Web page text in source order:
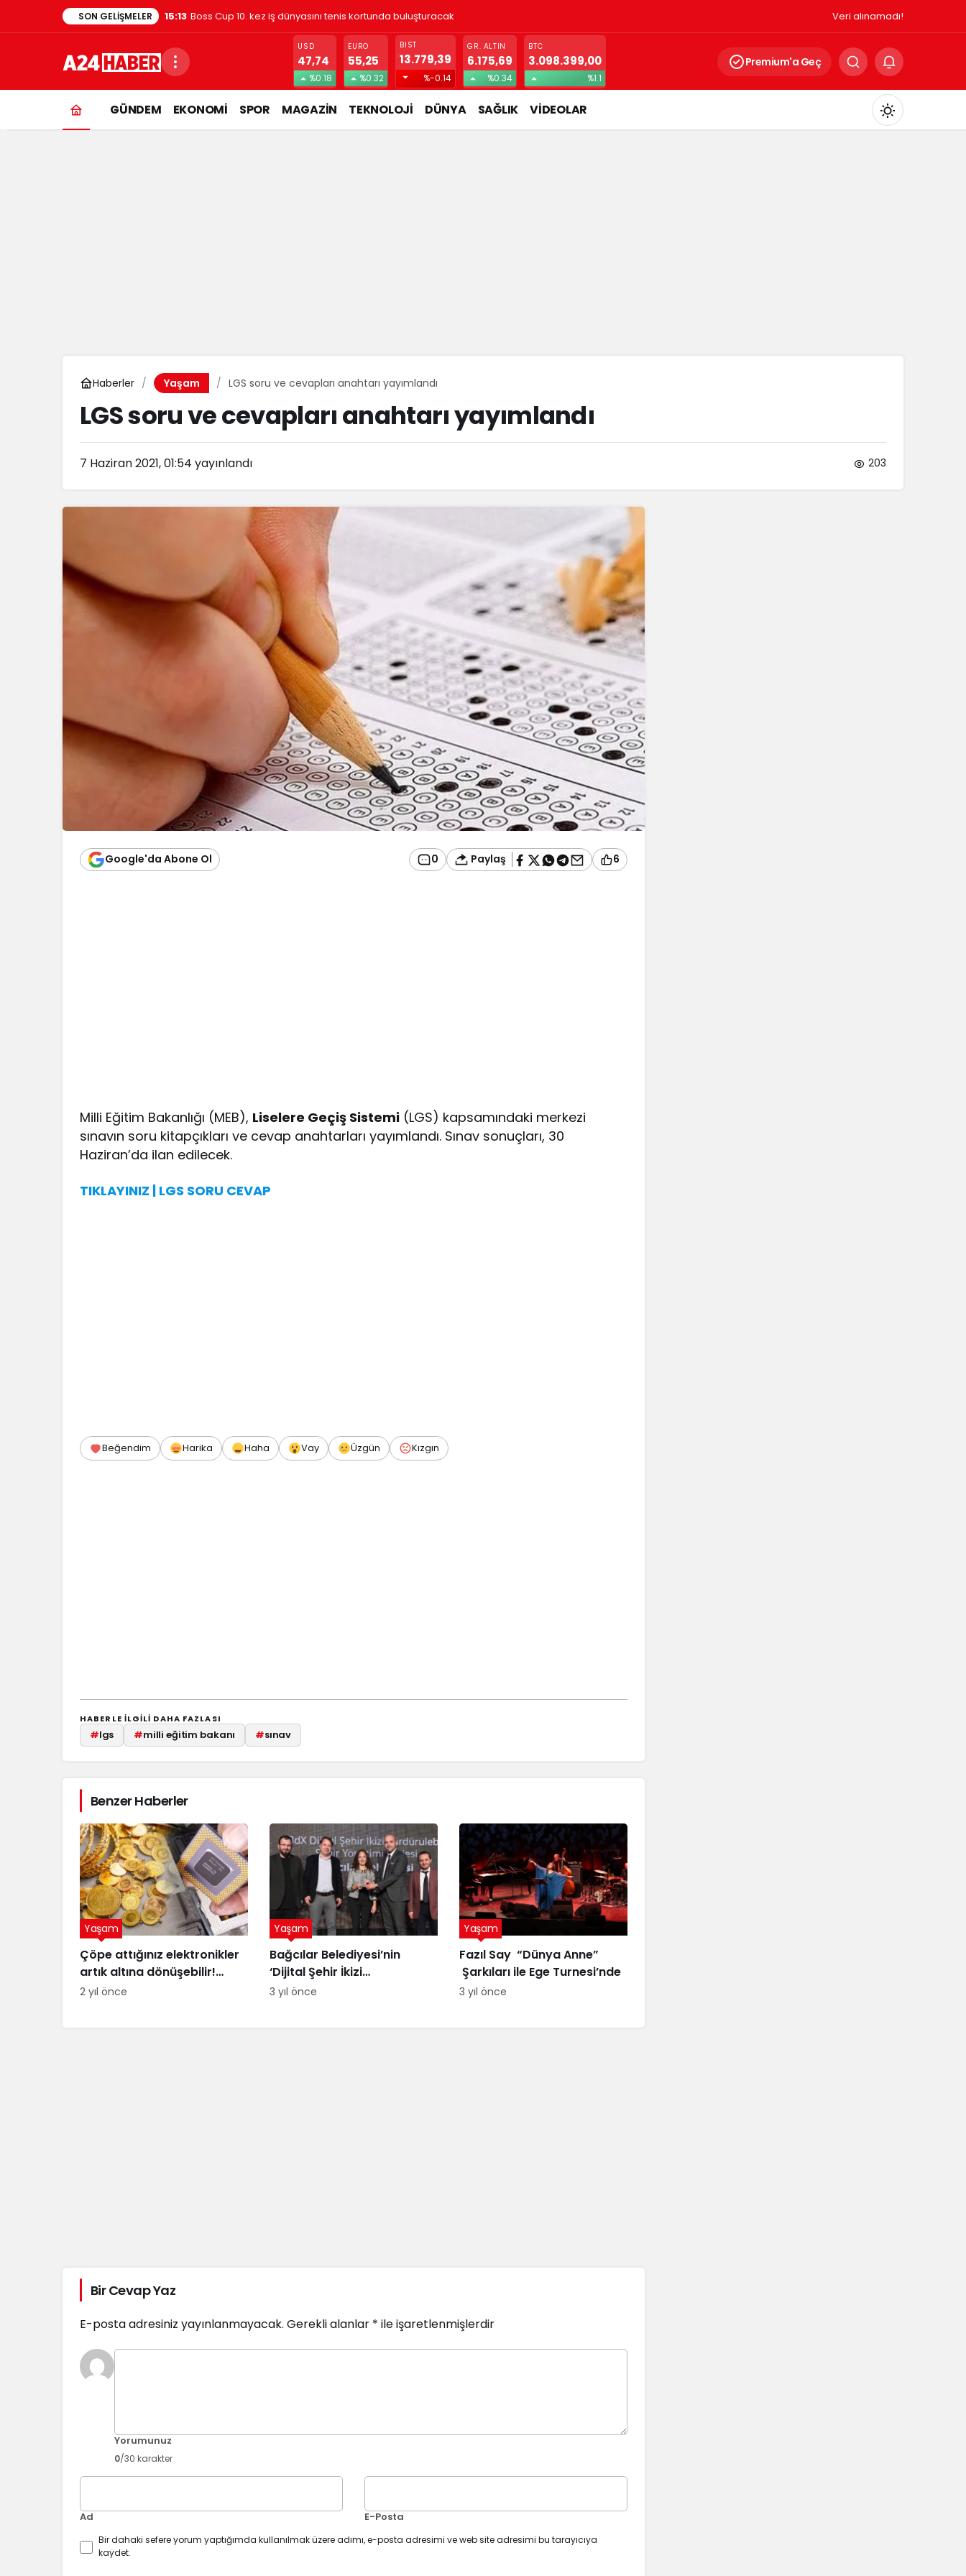
SON GELIŞMELER 1:48 Evde kedi besleyenler dikkat! Gizlice yerleşen parazit, görme kaybına yol açıyor Veri alınamadı!
USD
47,74
%0.18
EURO
55,25
%0.32
BIST
13.779,39
%-0.14
GR. ALTIN
6.175,69
%0.34
BTC
3.098.399,00
%1.1
Premium'a Geç
GÜNDEM EKONOMİ SPOR MAGAZİN TEKNOLOJİ DÜNYA SAĞLIK VİDEOLAR
Mod
Haberler Yaşam LGS soru ve cevapları anahtarı yayımlandı
LGS soru ve cevapları anahtarı yayımlandı
7 Haziran 2021, 01:54 yayınlandı 203
Google'da Abone Ol 0 Paylaş 6
Milli Eğitim Bakanlığı (MEB), Liselere Geçiş Sistemi (LGS) kapsamındaki merkezi
sınavın soru kitapçıkları ve cevap anahtarları yayımlandı. Sınav sonuçları, 30
Haziran’da ilan edilecek.
TIKLAYINIZ | LGS SORU CEVAP
Beğendim Harika Haha Vay Üzgün Kızgın
HABERLE ILGILI DAHA FAZLASI
#lgs #milli eğitim bakanı #sınav
Benzer Haberler
Çöpe attığınız elektronikler
artık altına dönüşebilir!
Üstelik peynir altı suyuyla
Yaşam
2 yıl önce
Bağcılar Belediyesi’nin
‘Dijital Şehir İkizi
Sürdürülebilir Şehir Yönetimi
Yaşam
3 yıl önce
Fazıl Say “Dünya Anne”
Şarkıları ile Ege Turnesi’nde
Yaşam
3 yıl önce
Bir Cevap Yaz
E-posta adresiniz yayınlanmayacak. Gerekli alanlar * ile işaretlenmişlerdir
Yorumunuz
0/30 karakter
Ad E-Posta
Bir dahaki sefere yorum yaptığımda kullanılmak üzere adımı, e-posta adresimi ve web site adresimi bu tarayıcıya
kaydet.